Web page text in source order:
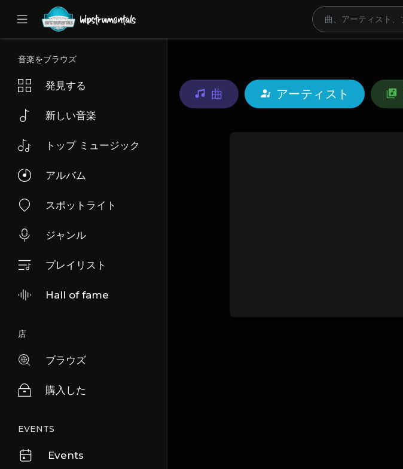
UA-36237165-1
音楽をブラウズ
発見する
新しい音楽
トップ ミュージック
アルバム
スポットライト
ジャンル
プレイリスト
Hall of fame
店
ブラウズ
購入した
EVENTS
Events
曲 アーティスト